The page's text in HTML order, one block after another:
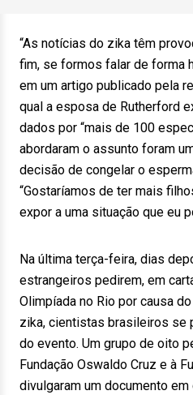
“As notícias do zika têm
fim, se formos falar de forma
em um artigo publicado pela
qual a esposa de Rutherford
dados por “mais de 100
abordaram o assunto foram
decisão de congelar o
“Gostaríamos de ter mais
expor a uma situação que eu
Na última terça-feira, dias
estrangeiros pedirem, em
Olimpíada no Rio por causa
zika, cientistas brasileiros se
do evento. Um grupo de oito
Fundação Oswaldo Cruz e à
divulgaram um documento